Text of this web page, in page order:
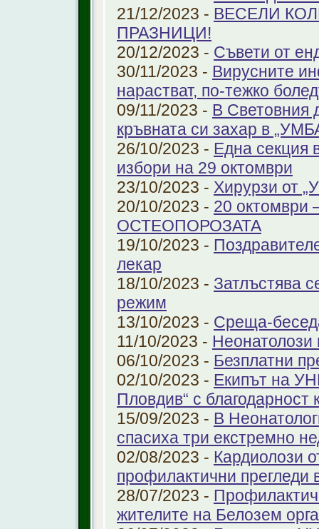
21/12/2023 - ВЕСЕЛИ
ПРАЗНИЦИ!
20/12/2023 - Съвети от
30/11/2023 - Вирусните
нарастват, по-тежко
09/11/2023 - В Световния
кръвната си захар в
26/10/2023 - Една секция
избори на 29 октомври
23/10/2023 - Хирурзи от
20/10/2023 - 20
ОСТЕОПОРОЗАТА
19/10/2023 -
лекар
18/10/2023 - Затлъстява
режим
13/10/2023 - Среща-
11/10/2023 -
06/10/2023 - Безплатни
02/10/2023 - Екипът на
Пловдив“ с благодарност
15/09/2023 - В
спасиха три екстремно
02/08/2023 - Кардиолози
профилактични прегледи
28/07/2023 -
жителите на Белозем